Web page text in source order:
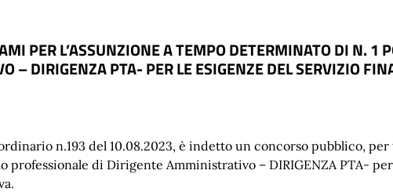
PER L’ASSUNZIONE A TEMPO DETERMINATO DI N. 1
– DIRIGENZA PTA- PER LE ESIGENZE DEL SERVIZIO
n.193 del 10.08.2023, è indetto un concorso pubblico,
professionale di Dirigente Amministrativo – DIRIGENZA PTA-